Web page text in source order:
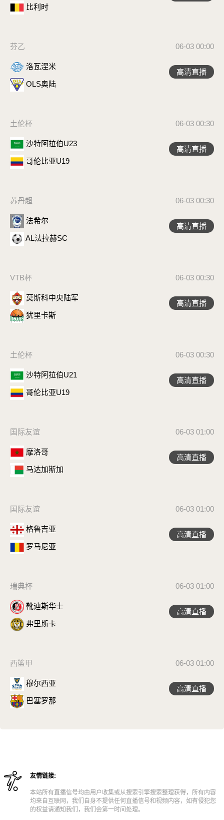
比利时
芬乙 06-03 00:00
洛瓦涅米
OLS奥陆
高清直播
土伦杯 06-03 00:30
沙特阿拉伯U23
哥伦比亚U19
高清直播
苏丹超 06-03 00:30
法希尔
AL法拉赫SC
高清直播
VTB杯 06-03 00:30
莫斯科中央陆军
犹里卡斯
高清直播
土伦杯 06-03 00:30
沙特阿拉伯U21
哥伦比亚U19
高清直播
国际友谊 06-03 01:00
摩洛哥
马达加斯加
高清直播
国际友谊 06-03 01:00
格鲁吉亚
罗马尼亚
高清直播
瑞典杯 06-03 01:00
靴迪斯华士
弗里斯卡
高清直播
西篮甲 06-03 01:00
穆尔西亚
巴塞罗那
高清直播
友情链接:
本站所有直播信号均由用户收集或从搜索引擎搜索整理获得，所有内容
均来自互联网，我们自身不提供任何直播信号和视频内容，如有侵犯您
的权益请通知我们，我们会第一时间处理。